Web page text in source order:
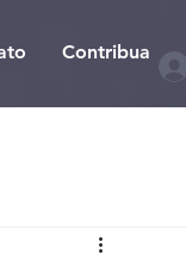
Contribua